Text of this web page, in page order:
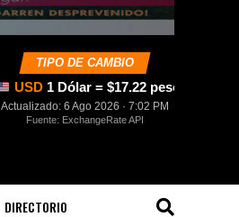
TIPO DE CAMBIO
USD 1 Dólar = $17.22 pesos
Actualizado: 6 Ago 2026 · 7:02 PM
Fuente: ExchangeRate API
DIRECTORIO